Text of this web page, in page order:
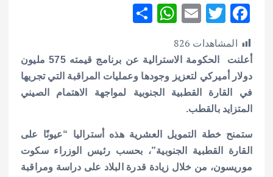
F
ac
e
b
o
o
k
T
w
it
te
r
E
m
ai
l
W
at
s
A
p
ar
e
المشاهدات 826
أعلنت الحكومة الاسترالية عن برنامج قيمته 575 مليون
دولار أميركي لتعزيز وجودها وعمليات المراقبة التي تجريها
في القارة القطبية الجنوبية لمواجهة الاهتمام الصيني
المتزايد بالقطب.
ستمنح خطة التمويل العشرية هذه أستراليا “عيونًا على
القارة القطبية الجنوبية”، بحسب رئيس الوزراء سكوت
موريسون، من خلال زيادة قدرة البلاد على دراسة ومراقبة